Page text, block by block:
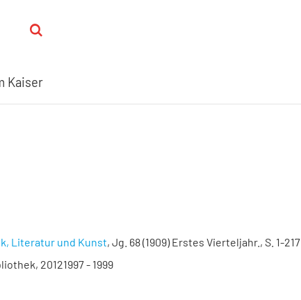
Kaiser
Literatur und Kunst, Jg. 68 (1909) Erstes Vierteljahr., S. 1-217
20121997 - 1999